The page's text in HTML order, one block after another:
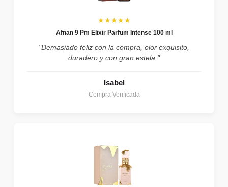
★★★★★
Afnan 9 Pm Elixir Parfum Intense 100 ml
"Demasiado feliz con la compra, olor exquisito,
duradero y con gran estela."
Isabel
Compra Verificada